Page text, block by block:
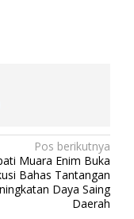
Pos berikutnya
Muara Enim Buka
Bahas Tantangan
Daya Saing
Daerah